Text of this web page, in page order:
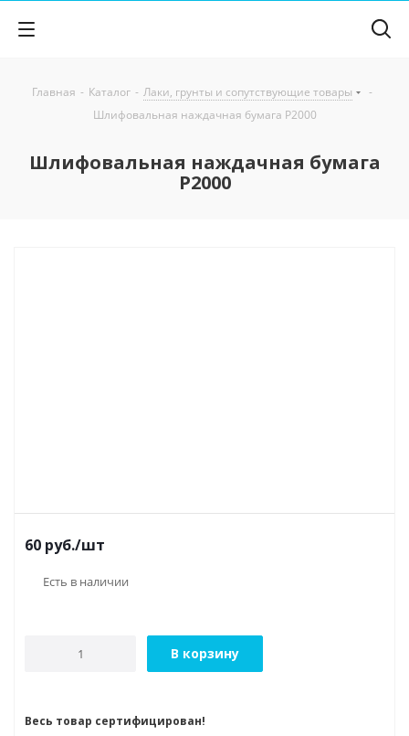
Главная - Каталог - Лаки, грунты и сопутствующие товары
-
Шлифовальная наждачная бумага P2000
Шлифовальная наждачная бумага
P2000
60 руб./шт
Есть в наличии
В корзину
Весь товар сертифицирован!